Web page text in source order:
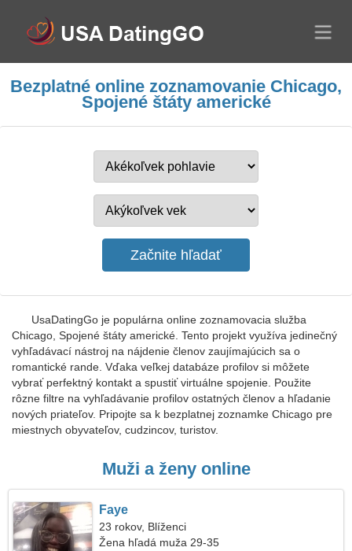
Bezplatné online zoznamovanie Chicago,
Spojené štáty americké
UsaDatingGo je populárna online zoznamovacia služba
Chicago, Spojené štáty americké. Tento projekt využíva jedinečný
vyhľadávací nástroj na nájdenie členov zaujímajúcich sa o
romantické rande. Vďaka veľkej databáze profilov si môžete
vybrať perfektný kontakt a spustiť virtuálne spojenie. Použite
rôzne filtre na vyhľadávanie profilov ostatných členov a hľadanie
nových priateľov. Pripojte sa k bezplatnej zoznamke Chicago pre
miestnych obyvateľov, cudzincov, turistov.
Muži a ženy online
Faye
23 rokov, Blíženci
Žena hľadá muža 29-35